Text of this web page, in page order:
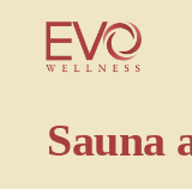
contenuto
Prodotti
Sauna